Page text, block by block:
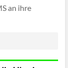
an ihre